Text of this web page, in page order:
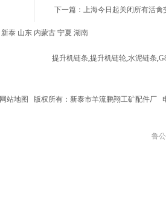
下一篇：上海今日起关闭所有活禽
新泰 山东 内蒙古 宁夏 湖南
提升机链条,提升机链轮,水泥链条,
网站地图 版权所有：新泰市羊流鹏翔工矿配件厂
鲁